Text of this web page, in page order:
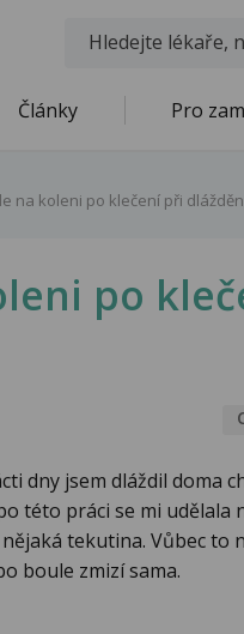
Články Pro
na koleni po klečení při
po
dny jsem dláždil doma
této práci se mi udělala
tekutina. Vůbec to
boule zmizí sama.